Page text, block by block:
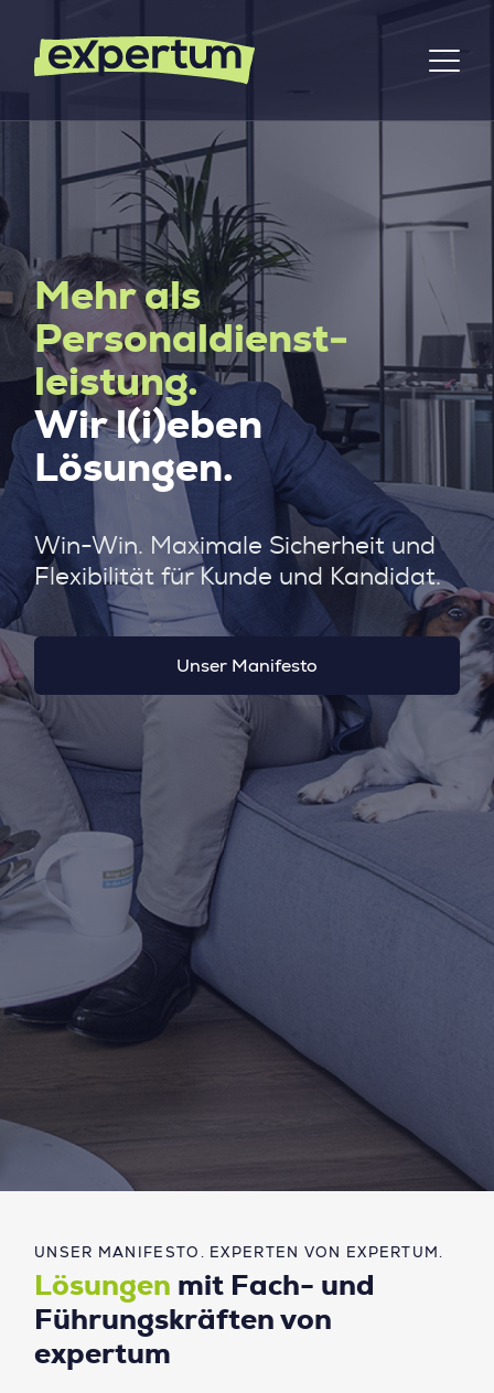
Mehr als
Personaldienst­
leistung.
Wir l(i)eben
Lösungen.
Win-Win. Maximale Sicherheit und
Flexibilität für Kunde und Kandidat.
Unser Manifesto
UNSER MANIFESTO. EXPERTEN VON EXPERTUM.
Lösungen mit Fach- und
Führungskräften von
expertum